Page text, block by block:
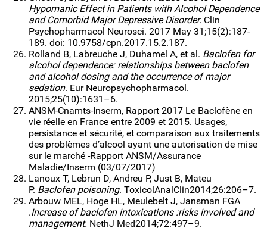
Hypomanic Effect in Patients with Alcohol Dependence
and Comorbid Major Depressive Disorder. Clin
Psychopharmacol Neurosci. 2017 May 31;15(2):187-
189. doi: 10.9758/cpn.2017.15.2.187.
Rolland B, Labreuche J, Duhamel A, et al. Baclofen for
alcohol dependence: relationships between baclofen
and alcohol dosing and the occurrence of major
sedation. Eur Neuropsychopharmacol.
2015;25(10):1631–6.
ANSM-Cnamts-Inserm, Rapport 2017 Le Baclofène en
vie réelle en France entre 2009 et 2015. Usages,
persistance et sécurité, et comparaison aux traitements
des problèmes d’alcool ayant une autorisation de mise
sur le marché -Rapport ANSM/Assurance
Maladie/Inserm (03/07/2017)
Lanoux T, Lebrun D, Andreu P, Just B, Mateu
P. Baclofen poisoning. ToxicolAnalClin2014;26:206–7.
Arbouw MEL, Hoge HL, Meulebelt J, Jansman FGA
.Increase of baclofen intoxications :risks involved and
management. NethJ Med2014;72:497–9.